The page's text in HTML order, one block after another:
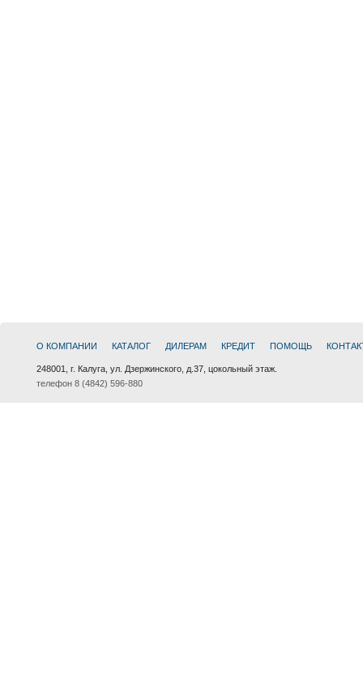
О КОМПАНИИ КАТАЛОГ ДИЛЕРАМ КРЕДИТ ПОМОЩЬ
248001, г. Калуга, ул. Дзержинского, д.37, цокольный этаж.
телефон 8 (4842) 596-880